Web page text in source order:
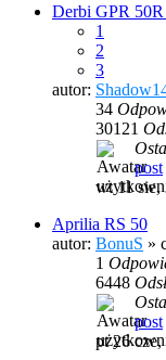
Derbi GPR
1
2
3
autor:
34
30121
post
wt 11 sie,
Aprilia RS 50
autor: BonuS »
1
6448
post
pt 26 cze,